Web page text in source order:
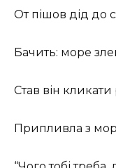
От пішов дід до
Бачить: море
Став він
Припливла з